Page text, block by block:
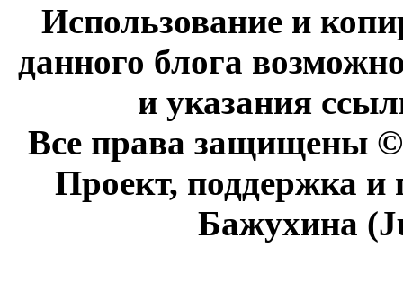
Использование и
данного блога
и указания
Все права защищены
Проект, поддержка
Бажухина